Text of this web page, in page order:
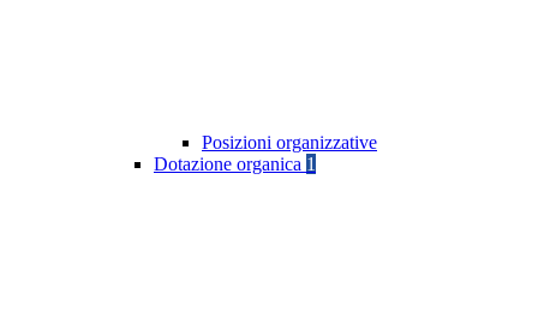
Posizioni organizzative
Dotazione organica 1